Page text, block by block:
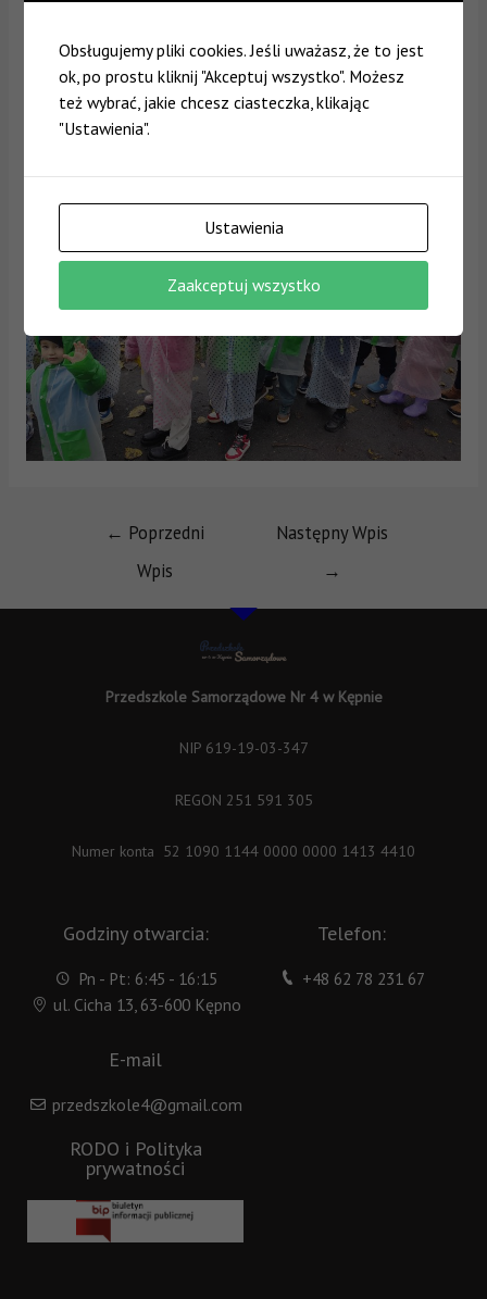
← Poprzedni
Wpis
Następny Wpis
→
Przedszkole Samorządowe Nr 4 w Kępnie
NIP 619-19-03-347
REGON 251 591 305
Numer konta 52 1090 1144 0000 0000 1413 4410
Godziny otwarcia:
Pn - Pt: 6:45 - 16:15
ul. Cicha 13, 63-600 Kępno
Telefon:
+48 62 78 231 67
E-mail
przedszkole4@gmail.com
RODO i Polityka
prywatności
Obsługujemy pliki cookies. Jeśli uważasz, że to jest
ok, po prostu kliknij "Akceptuj wszystko". Możesz
też wybrać, jakie chcesz ciasteczka, klikając
"Ustawienia".
Ustawienia
Zaakceptuj wszystko